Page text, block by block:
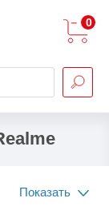
0
Показать